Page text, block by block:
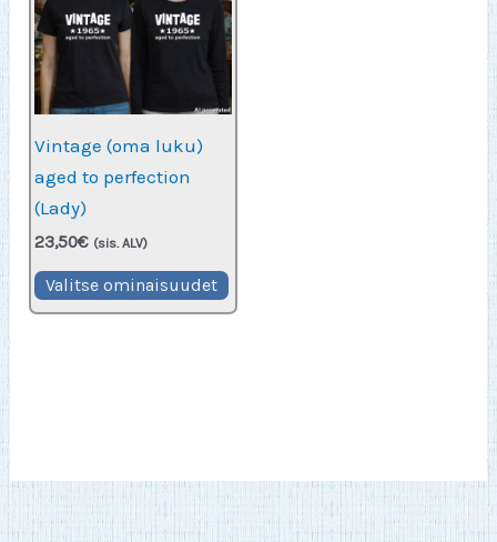
Vintage (oma luku)
aged to perfection
(Lady)
23,50€ (sis. ALV)
Valitse ominaisuudet Tällä
tuotteella
valinnat
tuotteen